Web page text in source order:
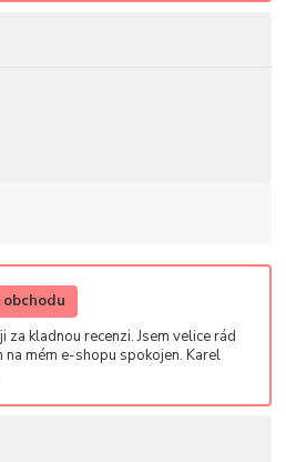
za kladnou recenzi. Jsem velice rád
na mém e-shopu spokojen. Karel